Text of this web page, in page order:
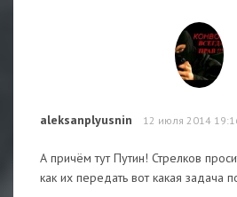
aleksanplyusnin 12 июля 2014
А причём тут Путин! Стрелков
как их передать вот какая задача